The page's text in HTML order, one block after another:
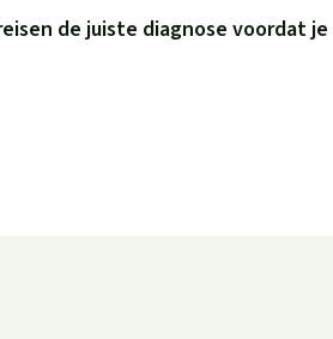
de juiste diagnose voordat